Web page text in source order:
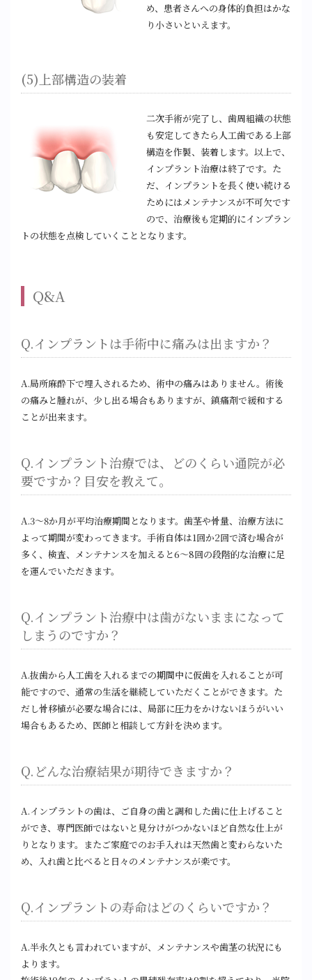
め、患者さんへの身体的負担はかな
り小さいといえます。
(5)上部構造の装着
二次手術が完了し、歯周組織の状態
も安定してきたら人工歯である上部
構造を作製、装着します。以上で、
インプラント治療は終了です。た
だ、インプラントを長く使い続ける
ためにはメンテナンスが不可欠です
ので、治療後も定期的にインプラン
トの状態を点検していくこととなります。
Q&A
Q.インプラントは手術中に痛みは出ますか？
A.局所麻酔下で埋入されるため、術中の痛みはありません。術後
の痛みと腫れが、少し出る場合もありますが、鎮痛剤で緩和する
ことが出来ます。
Q.インプラント治療では、どのくらい通院が必
要ですか？目安を教えて。
A.3～8か月が平均治療期間となります。歯茎や骨量、治療方法に
よって期間が変わってきます。手術自体は1回か2回で済む場合が
多く、検査、メンテナンスを加えると6〜8回の段階的な治療に足
を運んでいただきます。
Q.インプラント治療中は歯がないままになって
しまうのですか？
A.抜歯から人工歯を入れるまでの期間中に仮歯を入れることが可
能ですので、通常の生活を継続していただくことができます。た
だし骨移植が必要な場合には、局部に圧力をかけないほうがいい
場合もあるため、医師と相談して方針を決めます。
Q.どんな治療結果が期待できますか？
A.インプラントの歯は、ご自身の歯と調和した歯に仕上げること
ができ、専門医師ではないと見分けがつかないほど自然な仕上が
りとなります。またご家庭でのお手入れは天然歯と変わらないた
め、入れ歯と比べると日々のメンテナンスが楽です。
Q.インプラントの寿命はどのくらいですか？
A.半永久とも言われていますが、メンテナンスや歯茎の状況にも
よります。